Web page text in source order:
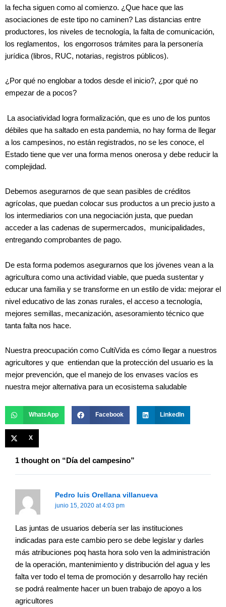
la fecha siguen como al comienzo. ¿Que hace que las
asociaciones de este tipo no caminen? Las distancias entre
productores, los niveles de tecnología, la falta de comunicación,
los reglamentos, los engorrosos trámites para la personería
jurídica (libros, RUC, notarias, registros públicos).
¿Por qué no englobar a todos desde el inicio?, ¿por qué no
empezar de a pocos?
La asociatividad logra formalización, que es uno de los puntos
débiles que ha saltado en esta pandemia, no hay forma de llegar
a los campesinos, no están registrados, no se les conoce, el
Estado tiene que ver una forma menos onerosa y debe reducir la
complejidad.
Debemos asegurarnos de que sean pasibles de créditos
agrícolas, que puedan colocar sus productos a un precio justo a
los intermediarios con una negociación justa, que puedan
acceder a las cadenas de supermercados, municipalidades,
entregando comprobantes de pago.
De esta forma podemos asegurarnos que los jóvenes vean a la
agricultura como una actividad viable, que pueda sustentar y
educar una familia y se transforme en un estilo de vida: mejorar el
nivel educativo de las zonas rurales, el acceso a tecnología,
mejores semillas, mecanización, asesoramiento técnico que
tanta falta nos hace.
Nuestra preocupación como CultiVida es cómo llegar a nuestros
agricultores y que entiendan que la protección del usuario es la
mejor prevención, que el manejo de los envases vacíos es
nuestra mejor alternativa para un ecosistema saludable
WhatsApp Facebook LinkedIn
X
1 thought on “Día del campesino”
Pedro luis Orellana villanueva
junio 15, 2020 at 4:03 pm
Las juntas de usuarios debería ser las instituciones
indicadas para este cambio pero se debe legislar y darles
más atribuciones poq hasta hora solo ven la administración
de la operación, mantenimiento y distribución del agua y les
falta ver todo el tema de promoción y desarrollo hay recién
se podrá realmente hacer un buen trabajo de apoyo a los
agricultores